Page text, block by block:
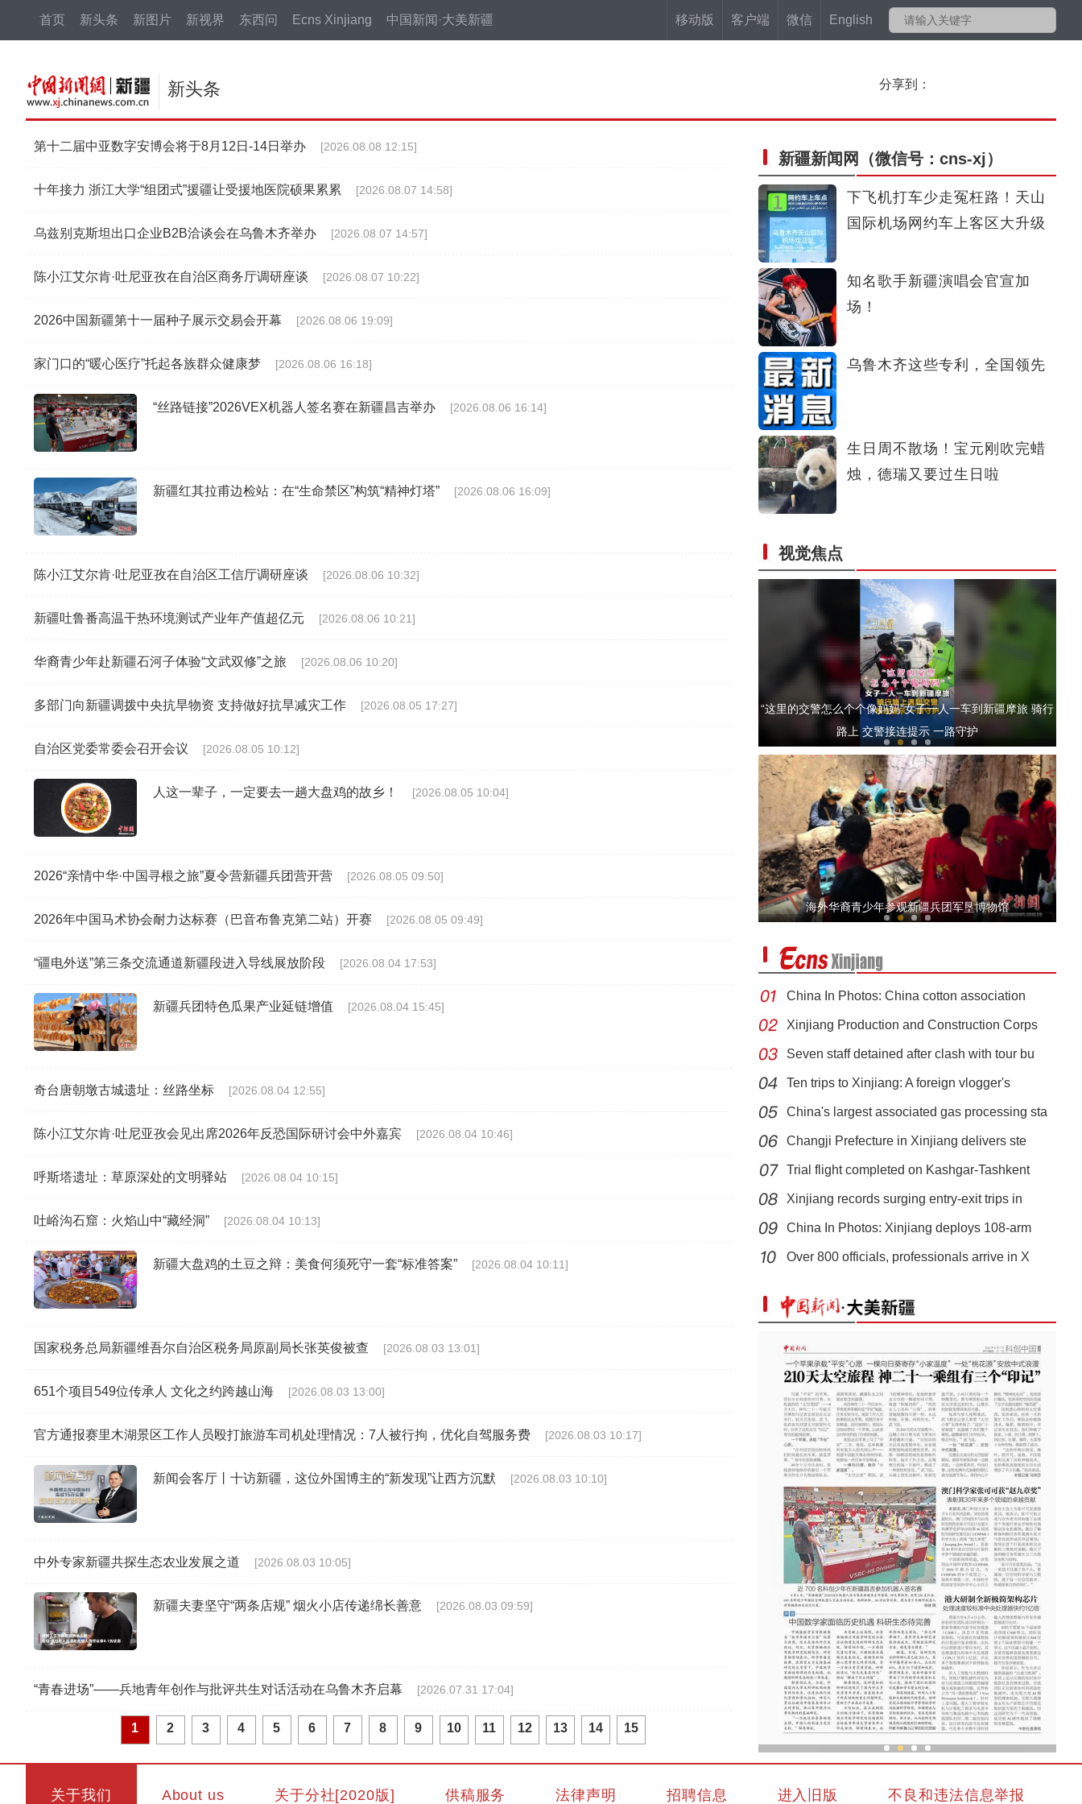
移动版
客户端 微信 English
首页 新头条 新图片 新视界 东西问 Ecns Xinjiang 中国新闻·大美新疆
新头条 分享到：
第十二届中亚数字安博会将于8月12日-14日举办 [2026.08.08 12:15]
十年接力 浙江大学“组团式”援疆让受援地医院硕果累累 [2026.08.07 14:58]
乌兹别克斯坦出口企业B2B洽谈会在乌鲁木齐举办 [2026.08.07 14:57]
陈小江艾尔肯·吐尼亚孜在自治区商务厅调研座谈 [2026.08.07 10:22]
2026中国新疆第十一届种子展示交易会开幕 [2026.08.06 19:09]
家门口的“暖心医疗”托起各族群众健康梦 [2026.08.06 16:18]
“丝路链接”2026VEX机器人签名赛在新疆昌吉举办 [2026.08.06 16:14]
新疆红其拉甫边检站：在“生命禁区”构筑“精神灯塔” [2026.08.06 16:09]
陈小江艾尔肯·吐尼亚孜在自治区工信厅调研座谈 [2026.08.06 10:32]
新疆吐鲁番高温干热环境测试产业年产值超亿元 [2026.08.06 10:21]
华裔青少年赴新疆石河子体验“文武双修”之旅 [2026.08.06 10:20]
多部门向新疆调拨中央抗旱物资 支持做好抗旱减灾工作 [2026.08.05 17:27]
自治区党委常委会召开会议 [2026.08.05 10:12]
人这一辈子，一定要去一趟大盘鸡的故乡！ [2026.08.05 10:04]
2026“亲情中华·中国寻根之旅”夏令营新疆兵团营开营 [2026.08.05 09:50]
2026年中国马术协会耐力达标赛（巴音布鲁克第二站）开赛 [2026.08.05 09:49]
“疆电外送”第三条交流通道新疆段进入导线展放阶段 [2026.08.04 17:53]
新疆兵团特色瓜果产业延链增值 [2026.08.04 15:45]
奇台唐朝墩古城遗址：丝路坐标 [2026.08.04 12:55]
陈小江艾尔肯·吐尼亚孜会见出席2026年反恐国际研讨会中外嘉宾 [2026.08.04 10:46]
呼斯塔遗址：草原深处的文明驿站 [2026.08.04 10:15]
吐峪沟石窟：火焰山中“藏经洞” [2026.08.04 10:13]
新疆大盘鸡的土豆之辩：美食何须死守一套“标准答案” [2026.08.04 10:11]
国家税务总局新疆维吾尔自治区税务局原副局长张英俊被查 [2026.08.03 13:01]
651个项目549位传承人 文化之约跨越山海 [2026.08.03 13:00]
官方通报赛里木湖景区工作人员殴打旅游车司机处理情况：7人被行拘，优化自驾服务费 [2026.08.03 10:17]
新闻会客厅丨十访新疆，这位外国博主的“新发现”让西方沉默 [2026.08.03 10:10]
中外专家新疆共探生态农业发展之道 [2026.08.03 10:05]
新疆夫妻坚守“两条店规” 烟火小店传递绵长善意 [2026.08.03 09:59]
“青春进场”——兵地青年创作与批评共生对话活动在乌鲁木齐启幕 [2026.07.31 17:04]
1 2 3 4 5 6 7 8 9 10 11 12 13 14 15
新疆新闻网 （微信号：cns-xj）
下飞机打车少走冤枉路！天山
国际机场网约车上客区大升级
知名歌手新疆演唱会官宣加
场！
乌鲁木齐这些专利，全国领先
生日周不散场！宝元刚吹完蜡
烛，德瑞又要过生日啦
视觉焦点
新疆轮台：车辆失控坠渠孕妇被困，民辅警用木板搭起“生
新疆乌恰：三头骆驼深陷戈壁淤泥，警民合力两小时紧急施
“这里的交警怎么个个像妈妈”女子一人一车到新疆摩旅 骑行
路上 交警接连提示 一路守护
全国青少年女子足球民族团结友谊赛在新疆开赛
救
海外华裔青少年参观新疆兵团军垦博物馆
China In Photos: China cotton association
Xinjiang Production and Construction Corps
Seven staff detained after clash with tour bu
Ten trips to Xinjiang: A foreign vlogger's
China's largest associated gas processing sta
Changji Prefecture in Xinjiang delivers ste
Trial flight completed on Kashgar-Tashkent
Xinjiang records surging entry-exit trips in
China In Photos: Xinjiang deploys 108-arm
Over 800 officials, professionals arrive in X
『馕卡』走红 打造新疆文旅名片 近 700 名科创少年在新疆昌吉参加机器人签名
关于我们 About us 关于分社[2020版] 供稿服务 法律声明 招聘信息 进入旧版 不良和违法信息举报